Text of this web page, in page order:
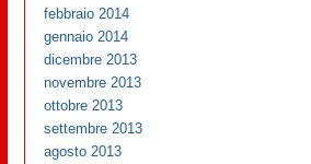
febbraio 2014
gennaio 2014
dicembre 2013
novembre 2013
ottobre 2013
settembre 2013
agosto 2013